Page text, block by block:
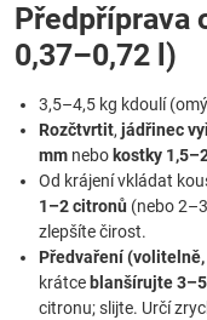
Předpříprava
0,37–0,72 l)
3,5–4,5 kg kdoulí
Rozčtvrtit, jádřinec
mm nebo kostky
Od krájení vkládat
1–2 citronů (nebo
zlepšíte čirost.
Předvaření
krátce blanšírujte
citronu; slijte. Určí